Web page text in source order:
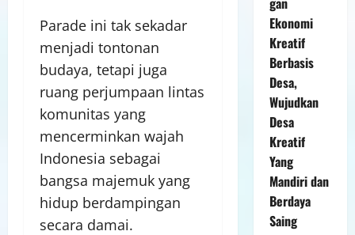
Parade ini tak sekadar
menjadi tontonan
budaya, tetapi juga
ruang perjumpaan lintas
komunitas yang
mencerminkan wajah
Indonesia sebagai
bangsa majemuk yang
hidup berdampingan
secara damai.
Ekonomi
Kreatif
Berbasis
Desa,
Wujudkan
Desa
Kreatif
Yang
Mandiri dan
Berdaya
Saing